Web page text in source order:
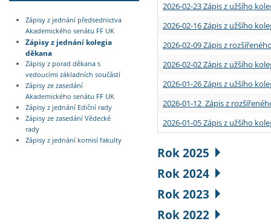
Zápisy z jednání předsednictva
Akademického senátu FF UK
Zápisy z jednání kolegia
děkana
Zápisy z porad děkana s
vedoucími základních součástí
Zápisy ze zasedání
Akademického senátu FF UK
Zápisy z jednání Ediční rady
Zápisy ze zasedání Vědecké
rady
Zápisy z jednání komisí fakulty
2026-02-23 Zápis z užšího
2026-02-16 Zápis z užšího
2026-02-09 Zápis z
2026-02-02 Zápis z užšího
2026-01-26 Zápis z užšího
2026-01-12 Zápis z
2026-01-05 Zápis z užšího
Rok 2025
Rok 2024
Rok 2023
Rok 2022